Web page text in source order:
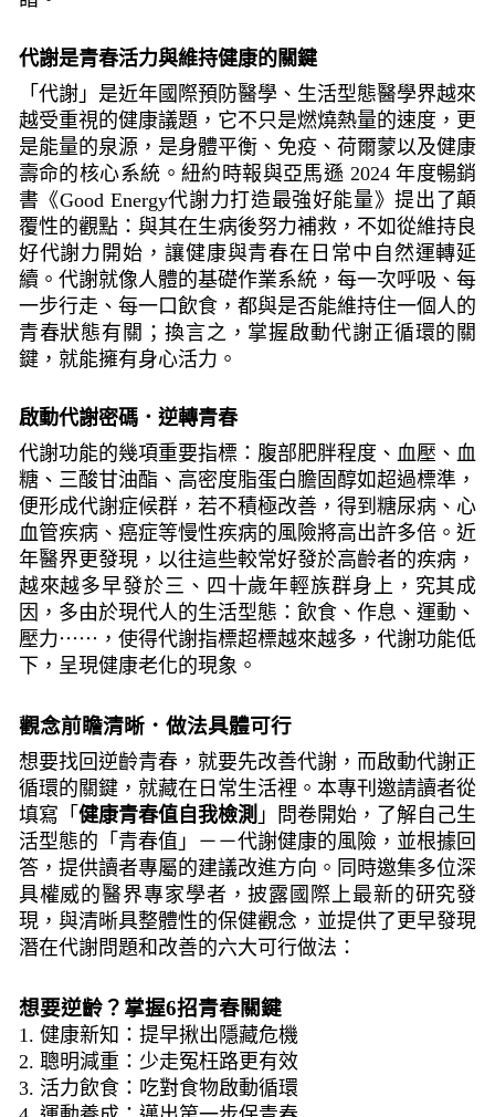
代謝是青春活力與維持健康的關鍵
「代謝」是近年國際預防醫學、生活型態醫學界越來
越受重視的健康議題，它不只是燃燒熱量的速度，更
是能量的泉源，是身體平衡、免疫、荷爾蒙以及健康
壽命的核心系統。紐約時報與亞馬遜 2024 年度暢銷
書《Good Energy代謝力打造最強好能量》提出了顛
覆性的觀點：與其在生病後努力補救，不如從維持良
好代謝力開始，讓健康與青春在日常中自然運轉延
續。代謝就像人體的基礎作業系統，每一次呼吸、每
一步行走、每一口飲食，都與是否能維持住一個人的
青春狀態有關；換言之，掌握啟動代謝正循環的關
鍵，就能擁有身心活力。
啟動代謝密碼．逆轉青春
代謝功能的幾項重要指標：腹部肥胖程度、血壓、血
糖、三酸甘油酯、高密度脂蛋白膽固醇如超過標準，
便形成代謝症候群，若不積極改善，得到糖尿病、心
血管疾病、癌症等慢性疾病的風險將高出許多倍。近
年醫界更發現，以往這些較常好發於高齡者的疾病，
越來越多早發於三、四十歲年輕族群身上，究其成
因，多由於現代人的生活型態：飲食、作息、運動、
壓力⋯⋯，使得代謝指標超標越來越多，代謝功能低
下，呈現健康老化的現象。
觀念前瞻清晰．做法具體可行
想要找回逆齡青春，就要先改善代謝，而啟動代謝正
循環的關鍵，就藏在日常生活裡。本專刊邀請讀者從
填寫「 健康青春值自我檢測 」問卷開始，了解自己生
活型態的「青春值」－－代謝健康的風險，並根據回
答，提供讀者專屬的建議改進方向。同時邀集多位深
具權威的醫界專家學者，披露國際上最新的研究發
現，與清晰具整體性的保健觀念，並提供了更早發現
潛在代謝問題和改善的六大可行做法：
想要逆齡？掌握6招青春關鍵
1. 健康新知：提早揪出隱藏危機
2. 聰明減重：少走冤枉路更有效
3. 活力飲食：吃對食物啟動循環